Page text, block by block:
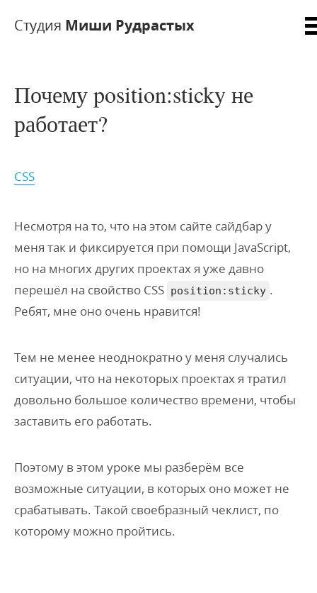
Студия Миши Рудрастых
Почему position:sticky не
работает?
CSS
Несмотря на то, что на этом сайте сайдбар у
меня так и фиксируется при помощи JavaScript,
но на многих других проектах я уже давно
перешёл на свойство CSS position:sticky .
Ребят, мне оно очень нравится!
Тем не менее неоднократно у меня случались
ситуации, что на некоторых проектах я тратил
довольно большое количество времени, чтобы
заставить его работать.
Поэтому в этом уроке мы разберём все
возможные ситуации, в которых оно может не
срабатывать. Такой своебразный чеклист, по
которому можно пройтись.